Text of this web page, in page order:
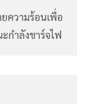
ความร้อนเพื่อ
กำลังชาร์จไฟ